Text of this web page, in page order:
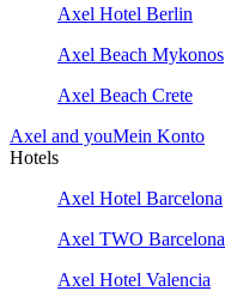
Axel Hotel Berlin
Axel Beach Mykonos
Axel Beach Crete
Axel and youMein Konto
Hotels
Axel Hotel Barcelona
Axel TWO Barcelona
Axel Hotel Valencia